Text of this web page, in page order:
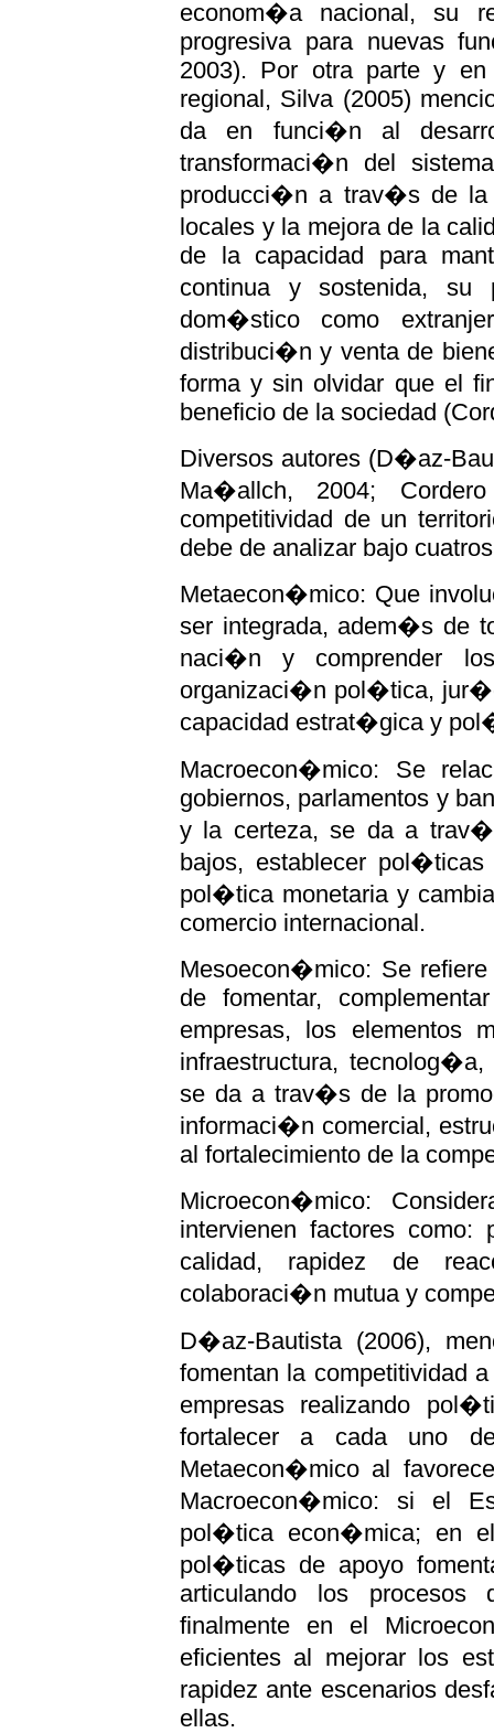
econom�a nacional, su
progresiva para nuevas
2003). Por otra parte y en
regional, Silva (2005)
da en funci�n al
transformaci�n del
producci�n a trav�s de la
locales y la mejora de la
de la capacidad para
continua y sostenida, su
dom�stico como
distribuci�n y venta de
forma y sin olvidar que el
beneficio de la sociedad
Diversos autores (D�az-
Ma�allch, 2004;
competitividad de un
debe de analizar bajo
Metaecon�mico: Que
ser integrada, adem�s de
naci�n y comprender los
organizaci�n pol�tica,
capacidad estrat�gica y
Macroecon�mico: Se
gobiernos, parlamentos y
y la certeza, se da a
bajos, establecer
pol�tica monetaria y
comercio internacional.
Mesoecon�mico: Se
de fomentar,
empresas, los elementos
infraestructura,
se da a trav�s de la
informaci�n comercial,
al fortalecimiento de la
Microecon�mico:
intervienen factores como:
calidad, rapidez de
colaboraci�n mutua y
D�az-Bautista (2006),
fomentan la competitividad
empresas realizando
fortalecer a cada uno
Metaecon�mico al
Macroecon�mico: si el
pol�tica econ�mica; en
pol�ticas de apoyo
articulando los
finalmente en el
eficientes al mejorar los
rapidez ante escenarios
ellas.